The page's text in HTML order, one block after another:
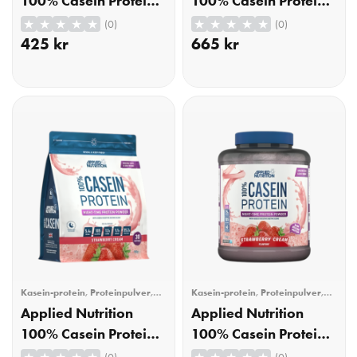
Vanilla Cream 900g
(0)
425 kr
KÖP
Vanilla 1800g(0)
665 kr
KÖP
Kasein-protein, Proteinpulver,
Träning
Applied Nutrition
100% Casein Protein
Kasein-protein, Proteinpulver,
Träning
Applied Nutrition
100% Casein Protein,